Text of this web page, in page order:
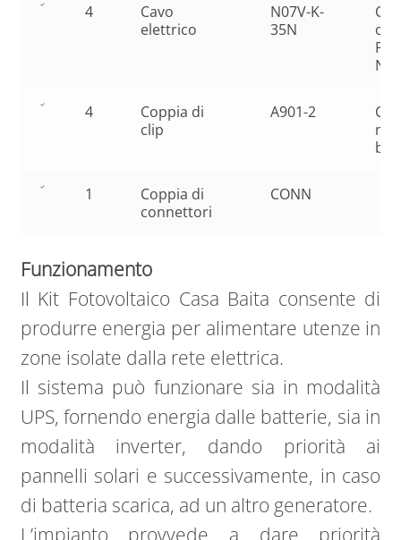
4
Cavo
elettrico
N07V-K-
35N
4
Coppia di
clip
A901-2
blu
1
Coppia di
connettori
CONN
Funzionamento
Il Kit Fotovoltaico Casa Baita consente di
produrre energia per alimentare utenze in
zone isolate dalla rete elettrica.
Il sistema può funzionare sia in modalità
UPS, fornendo energia dalle batterie, sia in
modalità inverter, dando priorità ai
pannelli solari e successivamente, in caso
di batteria scarica, ad un altro generatore.
L’impianto provvede a dare priorità